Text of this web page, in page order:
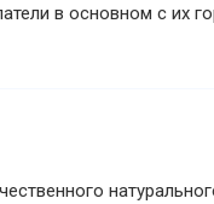
в основном с их